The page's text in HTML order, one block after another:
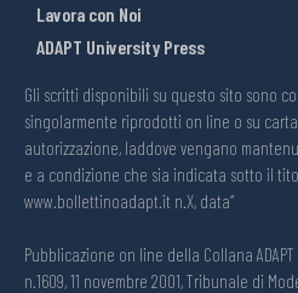
Lavora con Noi
ADAPT University Press
Gli scritti disponibili su questo sito sono
singolarmente riprodotti on line o su
autorizzazione, laddove vengano
e a condizione che sia indicata sotto il
www.bollettinoadapt.it n.X, data“
Pubblicazione on line della Collana ADAPT
n.1609, 11 novembre 2001, Tribunale di